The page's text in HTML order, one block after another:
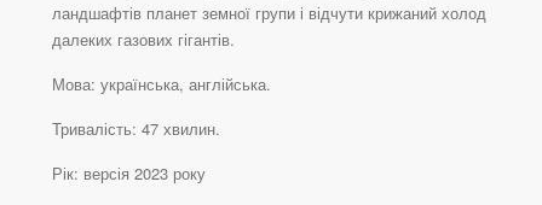
ландшафтів планет земної групи і відчути крижаний холод
далеких газових гігантів.
Мова: українська, англійська.
Тривалість: 47 хвилин.
Рік: версія 2023 року